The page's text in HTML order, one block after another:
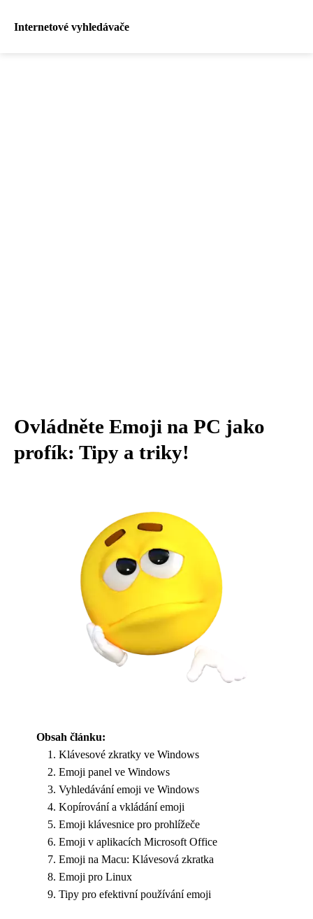
Internetové vyhledávače
Ovládněte Emoji na PC jako
profík: Tipy a triky!
Obsah článku:
Klávesové zkratky ve Windows
Emoji panel ve Windows
Vyhledávání emoji ve Windows
Kopírování a vkládání emoji
Emoji klávesnice pro prohlížeče
Emoji v aplikacích Microsoft Office
Emoji na Macu: Klávesová zkratka
Emoji pro Linux
Tipy pro efektivní používání emoji